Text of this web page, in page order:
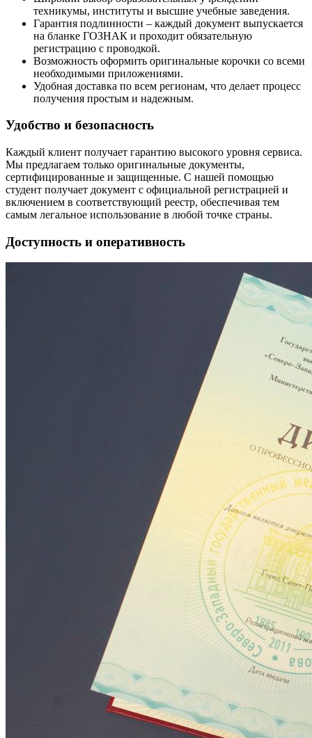
техникумы, институты и высшие учебные заведения.
Гарантия подлинности – каждый документ выпускается
на бланке ГОЗНАК и проходит обязательную
регистрацию с проводкой.
Возможность оформить оригинальные корочки со всеми
необходимыми приложениями.
Удобная доставка по всем регионам, что делает процесс
получения простым и надежным.
Удобство и безопасность
Каждый клиент получает гарантию высокого уровня сервиса.
Мы предлагаем только оригинальные документы,
сертифицированные и защищенные. С нашей помощью
студент получает документ с официальной регистрацией и
включением в соответствующий реестр, обеспечивая тем
самым легальное использование в любой точке страны.
Доступность и оперативность